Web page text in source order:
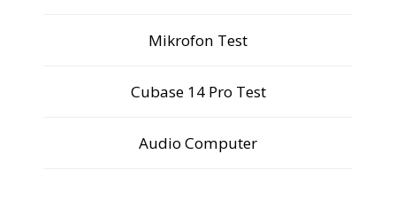
Mikrofon Test
Cubase 14 Pro Test
Audio Computer